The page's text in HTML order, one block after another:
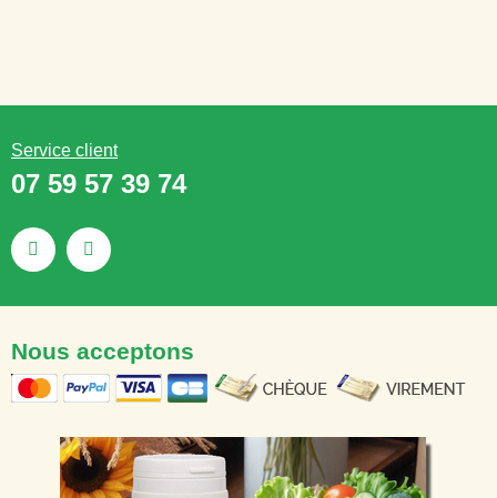
Service client
07 59 57 39 74
Nous acceptons